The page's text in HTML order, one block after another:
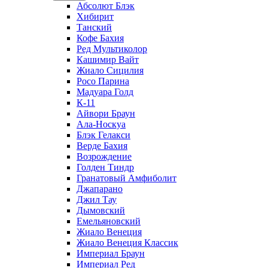
Абсолют Блэк
Хибирит
Танский
Кофе Бахия
Ред Мультиколор
Кашимир Вайт
Жиало Сицилия
Росо Парина
Мадуара Голд
К-11
Айвори Браун
Ала-Носкуа
Блэк Гелакси
Верде Бахия
Возрождение
Голден Тиндр
Гранатовый Амфиболит
Джапарано
Джил Тау
Дымовский
Емельяновский
Жиало Венеция
Жиало Венеция Классик
Империал Браун
Империал Ред